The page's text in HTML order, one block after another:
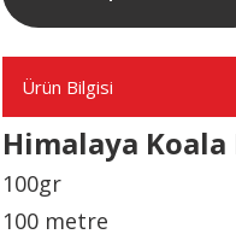
Ürün Bilgisi
Himalaya
100gr
100 metre